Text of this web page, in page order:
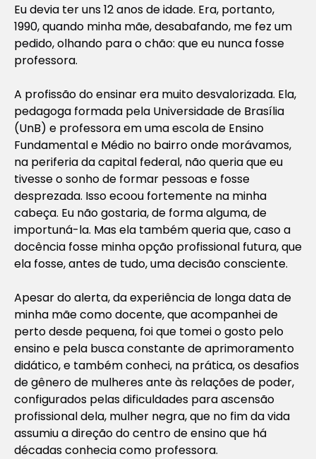
Eu devia ter uns 12 anos de idade. Era, portanto,
1990, quando minha mãe, desabafando, me fez um
pedido, olhando para o chão: que eu nunca fosse
professora.
A profissão do ensinar era muito desvalorizada. Ela,
pedagoga formada pela Universidade de Brasília
(UnB) e professora em uma escola de Ensino
Fundamental e Médio no bairro onde morávamos,
na periferia da capital federal, não queria que eu
tivesse o sonho de formar pessoas e fosse
desprezada. Isso ecoou fortemente na minha
cabeça. Eu não gostaria, de forma alguma, de
importuná-la. Mas ela também queria que, caso a
docência fosse minha opção profissional futura, que
ela fosse, antes de tudo, uma decisão consciente.
Apesar do alerta, da experiência de longa data de
minha mãe como docente, que acompanhei de
perto desde pequena, foi que tomei o gosto pelo
ensino e pela busca constante de aprimoramento
didático, e também conheci, na prática, os desafios
de gênero de mulheres ante às relações de poder,
configurados pelas dificuldades para ascensão
profissional dela, mulher negra, que no fim da vida
assumiu a direção do centro de ensino que há
décadas conhecia como professora.